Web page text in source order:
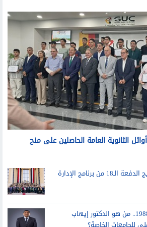
الثانوية العامة الحاصلين على منح
تجارة القاهرة تحتفل بتخريج الدفعة الـ18 من برنامج الإدارة